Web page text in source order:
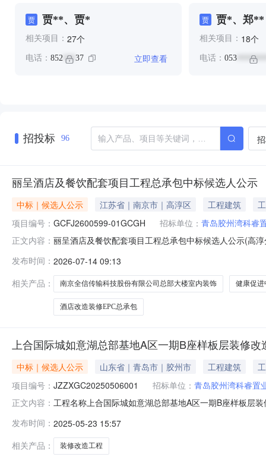
贾 贾**、贾*
相关项目： 27个
电话： 852 *** 37 立即查看
贾 贾*、郑**
相关项目： 18个
电话： 053
招投标 96
丽呈酒店及餐饮配套项目工程总承包中标候选人公示
中标｜候选人公示 江苏省｜南京市｜高淳区 工程建筑
项目编号： GCFJ2600599-01GCGH 招标单位： 青岛胶州湾科睿
正文内容： 丽呈酒店及餐饮配套项目工程总承包中标候选人公示(高
选人公示如下：1、中标候选人名单(评定分离
发布时间： 2026-07-14 09:13
相关产品：
南京全信传输科技股份有限公司总部大楼室内装饰 健康促进
酒店改造装修EPC总承包
上合国际城如意湖总部基地A区一期B座样板层装修
中标｜候选人公示 山东省｜青岛市｜胶州市 工程建筑
项目编号： JZZXGC20250506001 招标单位： 青岛胶州湾科睿置
正文内容： 工程名称上合国际城如意湖总部基地A区一期B座样板层
联系电话0532-58571072代理单位山东世元工程管理有
发布时间： 2025-05-23 15:57
相关产品：
装修改造工程